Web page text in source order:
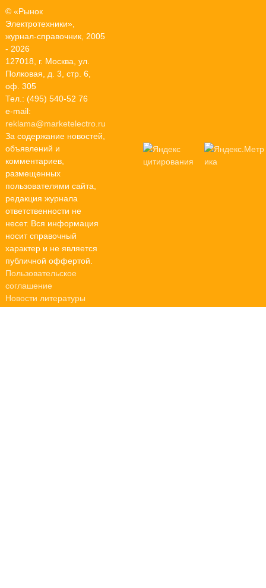
© «Рынок
Электротехники»,
журнал-справочник, 2005
- 2026
127018, г. Москва, ул.
Полковая, д. 3, стр. 6,
оф. 305
Тел.: (495) 540-52 76
e-mail:
reklama@marketelectro.ru
За содержание новостей,
объявлений и
комментариев,
размещенных
пользователями сайта,
редакция журнала
ответственности не
несет. Вся информация
носит справочный
характер и не является
публичной оффертой.
Пользовательское
соглашение
Новости литературы